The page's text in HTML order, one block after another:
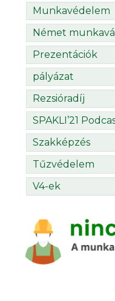
Munkavédelem
Német
Prezentációk
pályázat
Rezsióradíj
SPAKLI’21
Szakképzés
Tűzvédelem
V4-ek